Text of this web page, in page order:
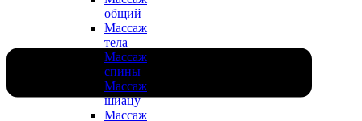
общий
Массаж
тела
Массаж
спины
Массаж
шиацу
Массаж